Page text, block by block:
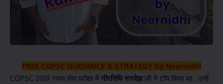
FREE CGPSC GUIDANCE & STRATEGY by Neernidhi
CGPSC 2019 राज्य सेवा परीक्षा में नीरनिधि ननदेहाजी ने टॉप किया था . उन्हें